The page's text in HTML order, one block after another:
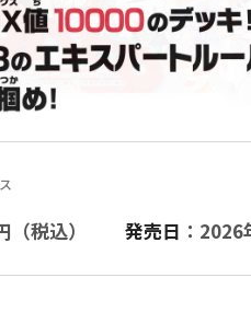
（税込） 発売日 ：